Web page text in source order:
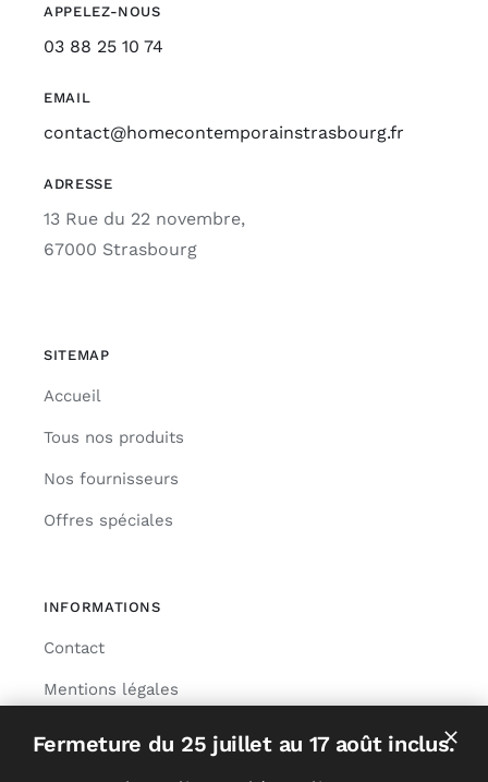
APPELEZ-NOUS
03 88 25 10 74
EMAIL
contact@homecontemporainstrasbourg.fr
ADRESSE
13 Rue du 22 novembre,
67000 Strasbourg
SITEMAP
Accueil
Tous nos produits
Nos fournisseurs
Offres spéciales
INFORMATIONS
Contact
Mentions légales
Fermeture du 25 juillet au 17 août inclus.